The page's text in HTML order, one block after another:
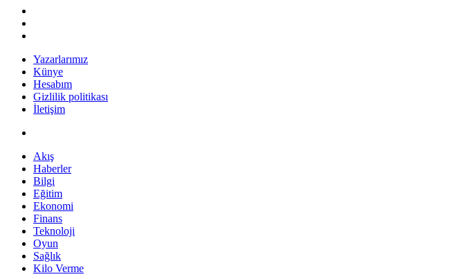
Yazarlarımız
Künye
Hesabım
Gizlilik politikası
İletişim
Akış
Haberler
Bilgi
Eğitim
Ekonomi
Finans
Teknoloji
Oyun
Sağlık
Kilo Verme